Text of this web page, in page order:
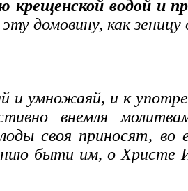
крещенской водой и
домовину, как зеницу
и умножаяй, и к
внемля
своя приносят,
быти им, о Христе